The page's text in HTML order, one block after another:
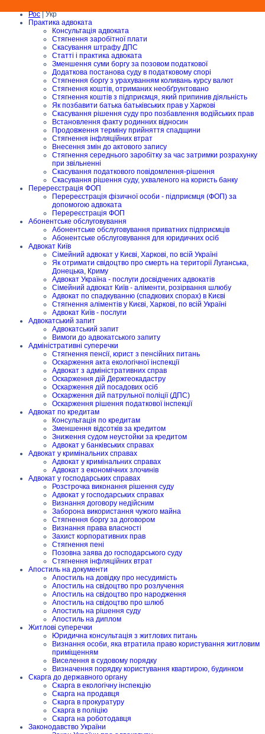
Рос| Укр
Практика адвоката
Консультація адвоката
Стягнення заробітної плати
Скасування штрафу ДПС
Статті і практика адвоката
Зменшення суми боргу за позовом податкової
Додаткова постанова суду в податковому спорі
Стягнення боргу з урахуванням коливань курсу валют
Стягнення коштів, отриманих необґрунтовано
Стягнення коштів з підприємця, який припинив діяльність
Як позбавити батька батьківських прав у Харкові
Скасування рішення суду про позбавлення водійських прав
Встановлення факту родинних відносин
Продовження терміну прийняття спадщини
Стягнення інфляційних втрат
Внесення змін до актового запису
Стягнення середнього заробітку за час затримки розрахунку
при звільненні
Скасування податкового повідомлення-рішення
Скасування рішення суду, ухваленого на користь банку
Перереєстрація ФОП
Перереєстрація фізичної особи - підприємця (ФОП) за
допомогою адвоката
Перереєстрація ФОП
Абонентське обслуговування
Абонентське обслуговування приватних підприємців
Абонентське обслуговування для юридичних осіб
Адвокат Київ
Сімейний адвокат у Києві, Харкові, по всій Україні
Як отримати свідоцтво про смерть на території Луганська,
Донецька, Криму
Адвокат Україна - послуги досвідчених адвокатів
Сімейний адвокат Київ - аліменти, розірвання шлюбу
Адвокат по спадкуванню (спадкових спорах) в Києві
Стягнення аліментів у Києві, Харкові, по всій Україні
Адвокат Київ - послуги
Адвокатський запит
Адвокатський запит
Вимоги до адвокатського запиту
Адміністративні суперечки
Стягнення пенсії, юрист з пенсійних питань
Оскарження акта екологічної інспекції
Адвокат з адміністративних справ
Оскарження дій Держгеокадастру
Оскарження дій посадових осіб
Оскарження дій патрульної поліції (ДПС)
Оскарження рішення податкової інспекції
Адвокат по кредитам
Консультація по кредитам
Зменшення відсотків за кредитом
Зниження судом неустойки за кредитом
Адвокат у банківських справах
Адвокат у кримінальних справах
Адвокат у кримінальних справах
Адвокат з економічних злочинів
Адвокат у господарських справах
Розстрочка виконання рішення суду
Адвокат у господарських справах
Визнання договору недійсним
Заборона використання чужого майна
Стягнення боргу за договором
Визнання права власності
Захист корпоративних прав
Стягнення пені
Позовна заява до господарського суду
Стягнення інфляційних втрат
Апостиль на документи
Апостиль на довідку про несудимість
Апостиль на свідоцтво про розлучення
Апостиль на свідоцтво про народження
Апостиль на свідоцтво про шлюб
Апостиль на рішення суду
Апостиль на диплом
Житлові суперечки
Юридична консультація з житлових питань
Визнання особи, яка втратила право користування житловим
приміщенням
Виселення в судовому порядку
Визначення порядку користування квартирою, будинком
Скарга до державного органу
Скарга в екологічну інспекцію
Скарга на продавця
Скарга в прокуратуру
Скарга в поліцію
Скарга на роботодавця
Законодавство України